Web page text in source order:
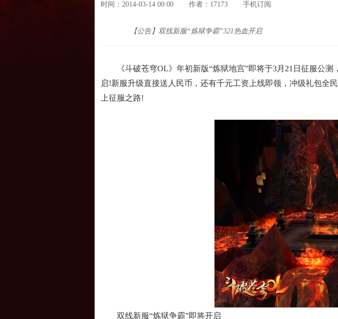
时间：2014-03-14 00:00 作者： 17173 手机订阅
【公告】双线新服“炼狱争霸”321热血开启
《斗破苍穹OL》年初新版“炼狱地宫”即将于3月21日征服公测
启!新服升级直接送人民币，还有千元工资上线即领，冲级礼包全
上征服之路!
双线新服“炼狱争霸”即将开启